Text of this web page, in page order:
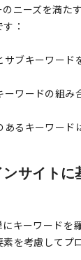
ニーズを満た
：
サブキーワード
ーワードの組み
あるキーワード
サイトに
キーワードを
を考慮してプ